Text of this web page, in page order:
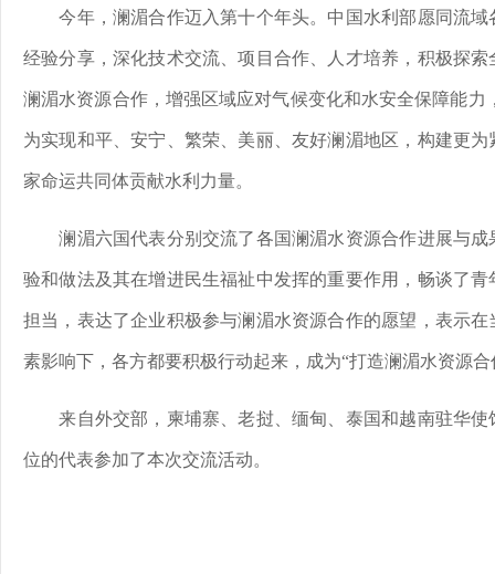
今年，澜湄合作迈入第十个年头。中国水利部愿同流域
经验分享，深化技术交流、项目合作、人才培养，积极探
澜湄水资源合作，增强区域应对气候变化和水安全保障能力
为实现和平、安宁、繁荣、美丽、友好澜湄地区，构建更
家命运共同体贡献水利力量。
澜湄六国代表分别交流了各国澜湄水资源合作进展与成
验和做法及其在增进民生福祉中发挥的重要作用，畅谈了
担当，表达了企业积极参与澜湄水资源合作的愿望，表示
素影响下，各方都要积极行动起来，成为“打造澜湄水资源
来自外交部，柬埔寨、老挝、缅甸、泰国和越南驻华使
位的代表参加了本次交流活动。